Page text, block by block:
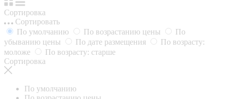
Сортировка
Сортировать
По умолчанию
По возрастанию цены
По
убыванию цены
По дате размещения
По возрасту:
моложе
По возрасту: старше
Сортировка
По умолчанию